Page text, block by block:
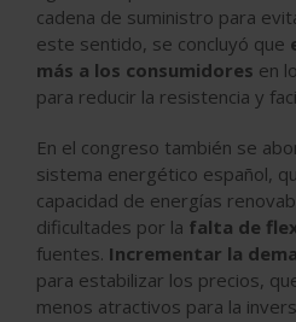
cadena de suministro para
este sentido, se concluyó que
más a los consumidores en
para reducir la resistencia y
En el congreso también se
sistema energético español,
capacidad de energías
dificultades por la falta de
fuentes. Incrementar la
para estabilizar los precios,
menos atractivos para la